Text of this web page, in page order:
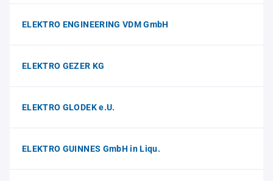
ELEKTRO ENGINEERING VDM GmbH
ELEKTRO GEZER KG
ELEKTRO GLODEK e.U.
ELEKTRO GUINNES GmbH in Liqu.